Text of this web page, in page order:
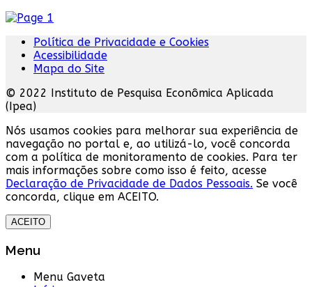
Política de Privacidade e Cookies
Acessibilidade
Mapa do Site
© 2022 Instituto de Pesquisa Econômica Aplicada
(Ipea)
Nós usamos cookies para melhorar sua experiência de
navegação no portal e, ao utilizá-lo, você concorda
com a política de monitoramento de cookies. Para ter
mais informações sobre como isso é feito, acesse
Declaração de Privacidade de Dados Pessoais. Se você
concorda, clique em ACEITO.
ACEITO
Menu
Menu Gaveta